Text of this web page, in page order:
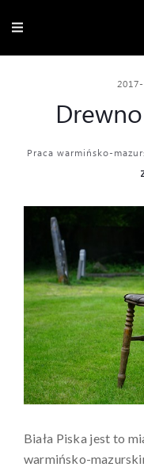
Praca warmińsko-
Biała Piska jest to
warmińsko-